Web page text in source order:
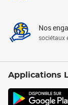
Nos
sociétaux
Applications